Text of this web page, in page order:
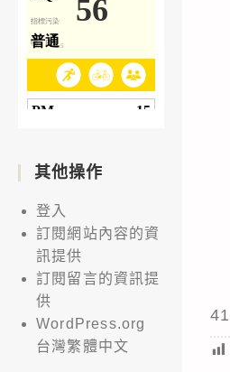
其他操作
登入
訂閱網站內容的資
訊提供
訂閱留言的資訊提
供
WordPress.org
台灣繁體中文